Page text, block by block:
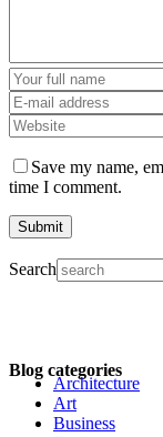
Save my name,
time I comment.
Search
Blog categories
Architecture
Art
Business